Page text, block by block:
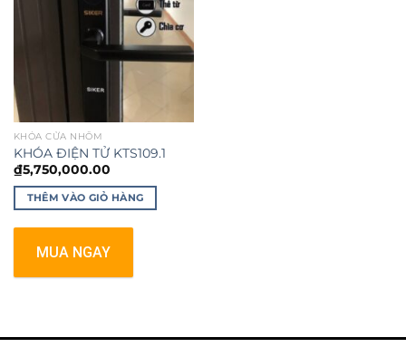
KHÓA CỬA NHÔM
KHÓA ĐIỆN TỬ KTS109.1
₫5,750,000.00
THÊM VÀO GIỎ HÀNG
MUA NGAY